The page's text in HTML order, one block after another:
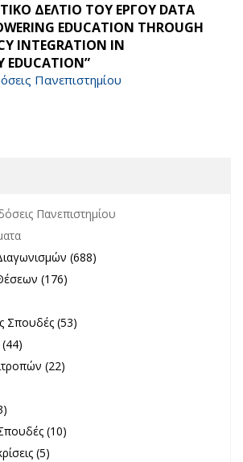
ΔΕΛΤΙΟ ΤΟΥ ΕΡΓΟΥ DATA
EDUCATION THROUGH
INTEGRATION IN
EDUCATION”
Πανεπιστημίου
Εκδόσεις Πανεπιστημίου filter
Πανεπιστημίου
Θέματα filter
Διαγωνισμών filter
(688)
Θέσεων filter
(176)
Σπουδές filter
Σπουδές (53)
filter
επιτροπών filter
(22)
filter
Σπουδές filter
(10)
filter
(5)